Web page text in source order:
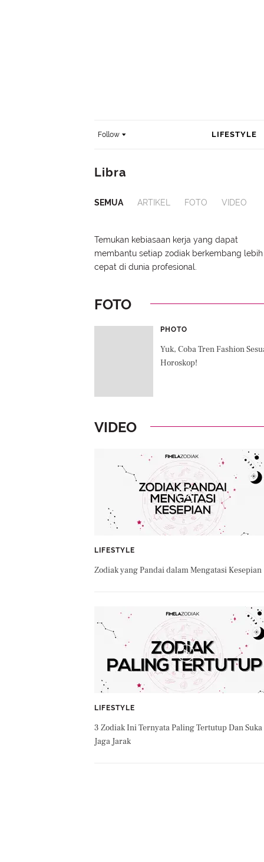
Follow LIFESTYLE
Libra
SEMUA ARTIKEL FOTO VIDEO
Temukan kebiasaan kerja yang dapat
membantu setiap zodiak berkembang lebih
cepat di dunia profesional.
FOTO
PHOTO
Yuk, Coba Tren Fashion
Horoskop!
VIDEO
LIFESTYLE
Zodiak yang Pandai dalam Mengatasi Kesepian
LIFESTYLE
3 Zodiak Ini Ternyata Paling Tertutup Dan Suka
Jaga Jarak